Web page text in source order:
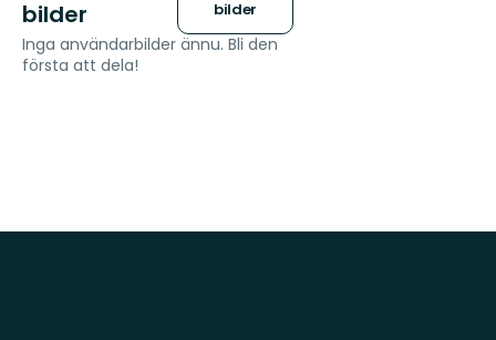
bilder
bilder
Inga användarbilder ännu. Bli den
första att dela!